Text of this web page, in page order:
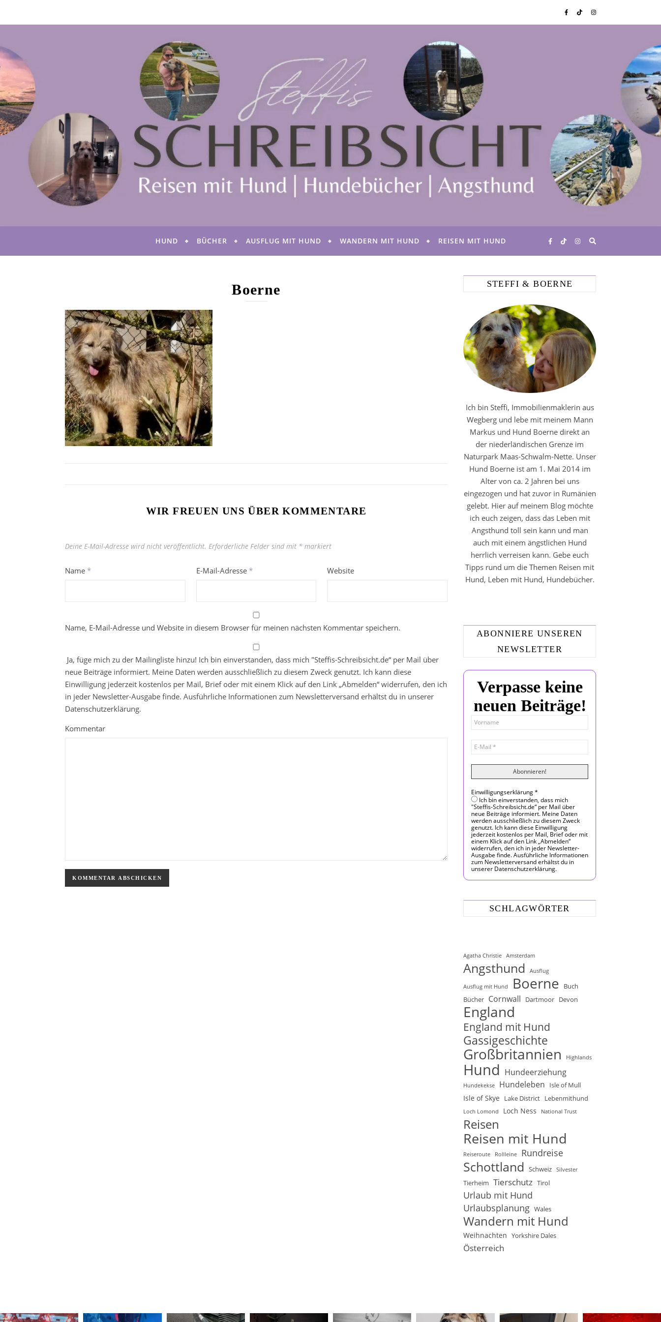
HUND BÜCHER AUSFLUG MIT HUND WANDERN MIT HUND REISEN MIT HUND
Boerne
WIR FREUEN UNS ÜBER KOMMENTARE
Deine E-Mail-Adresse wird nicht veröffentlicht. Erforderliche Felder sind mit * markiert
Name * E-Mail-Adresse * Website
Name, E-Mail-Adresse und Website in diesem Browser für meinen nächsten Kommentar speichern.
Ja, füge mich zu der Mailingliste hinzu! Ich bin einverstanden, dass mich "Steffis-Schreibsicht.de“ per Mail über
neue Beiträge informiert. Meine Daten werden ausschließlich zu diesem Zweck genutzt. Ich kann diese
Einwilligung jederzeit kostenlos per Mail, Brief oder mit einem Klick auf den Link „Abmelden“ widerrufen, den ich
in jeder Newsletter-Ausgabe finde. Ausführliche Informationen zum Newsletterversand erhältst du in unserer
Datenschutzerklärung.
Kommentar
STEFFI & BOERNE
Ich bin Steffi, Immobilienmaklerin aus
Wegberg und lebe mit meinem Mann
Markus und Hund Boerne direkt an
der niederländischen Grenze im
Naturpark Maas-Schwalm-Nette. Unser
Hund Boerne ist am 1. Mai 2014 im
Alter von ca. 2 Jahren bei uns
eingezogen und hat zuvor in Rumänien
gelebt. Hier auf meinem Blog möchte
ich euch zeigen, dass das Leben mit
Angsthund toll sein kann und man
auch mit einem ängstlichen Hund
herrlich verreisen kann. Gebe euch
Tipps rund um die Themen Reisen mit
Hund, Leben mit Hund, Hundebücher.
ABONNIERE UNSEREN
NEWSLETTER
Verpasse keine
neuen Beiträge!
Einwilligungserklärung*
Ich bin einverstanden, dass mich
"Steffis-Schreibsicht.de“ per Mail über
neue Beiträge informiert. Meine Daten
werden ausschließlich zu diesem Zweck
genutzt. Ich kann diese Einwilligung
jederzeit kostenlos per Mail, Brief oder mit
einem Klick auf den Link „Abmelden“
widerrufen, den ich in jeder Newsletter-
Ausgabe finde. Ausführliche Informationen
zum Newsletterversand erhältst du in
unserer Datenschutzerklärung.
SCHLAGWÖRTER
Agatha Christie Amsterdam
Angsthund Ausflug
Ausflug mit Hund Boerne
Buch
Bücher Cornwall Dartmoor Devon
England
England mit Hund
Gassigeschichte
Großbritannien Highlands
Hund Hundeerziehung
Hundekekse Hundeleben Isle of Mull
Isle of Skye Lake District Lebenmithund
Loch Lomond Loch Ness National Trust
Reisen
Reisen mit Hund
Reiseroute Rollleine Rundreise
Schottland Schweiz Silvester
Tierheim Tierschutz Tirol
Urlaub mit Hund
Urlaubsplanung Wales
Wandern mit Hund
Weihnachten Yorkshire Dales
Österreich